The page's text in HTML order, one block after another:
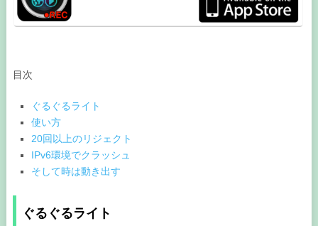
目次
ぐるぐるライト
使い方
20回以上のリジェクト
IPv6環境でクラッシュ
そして時は動き出す
ぐるぐるライト